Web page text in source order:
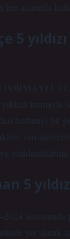
her alanında
5
formayla
herhangi bir
sarı-lacivertli
gönderdiklerini
5
sezonunda
yer alarak